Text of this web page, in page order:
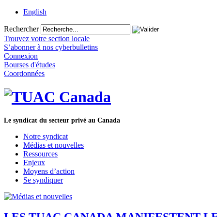
English
Rechercher
Trouvez votre section locale
S’abonner à nos cyberbulletins
Connexion
Bourses d'études
Coordonnées
Le syndicat du secteur privé au Canada
Notre syndicat
Médias et nouvelles
Ressources
Enjeux
Moyens d’action
Se syndiquer